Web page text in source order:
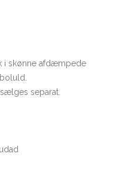
skønne afdæmpede
separat.